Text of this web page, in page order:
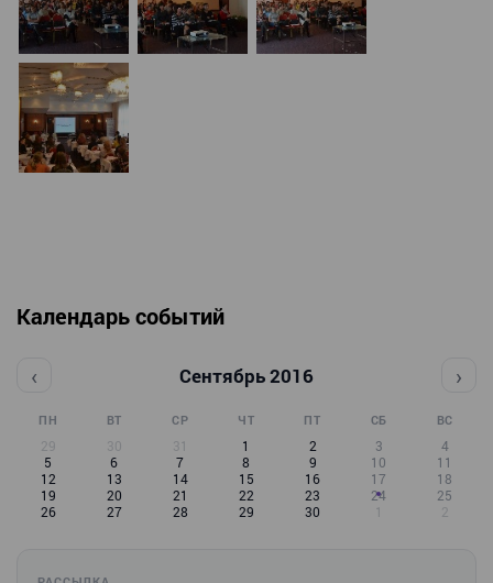
Календарь событий
‹ Сентябрь 2016 ›
ПН ВТ СР ЧТ ПТ СБ ВС
29 30 31 1 2 3
4
5
6 7 8 9 10
11
12
13 14 15 16 17
18
19
20 21 22 23 24
25
26
27 28 29 30 1 2